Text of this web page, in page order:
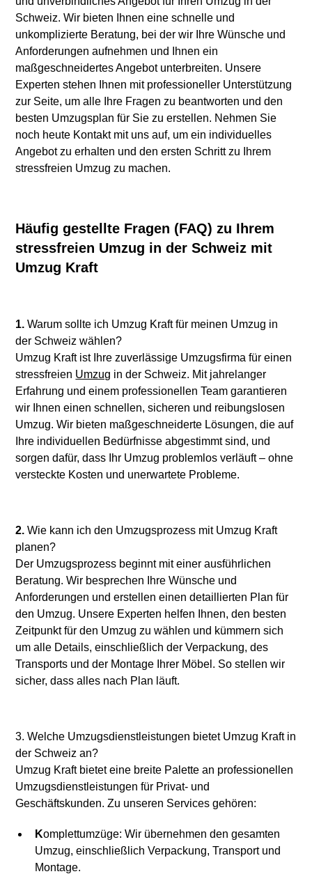
Schweiz. Wir bieten Ihnen eine schnelle und
unkomplizierte Beratung, bei der wir Ihre Wünsche und
Anforderungen aufnehmen und Ihnen ein
maßgeschneidertes Angebot unterbreiten. Unsere
Experten stehen Ihnen mit professioneller Unterstützung
zur Seite, um alle Ihre Fragen zu beantworten und den
besten Umzugsplan für Sie zu erstellen. Nehmen Sie
noch heute Kontakt mit uns auf, um ein individuelles
Angebot zu erhalten und den ersten Schritt zu Ihrem
stressfreien Umzug zu machen.
Häufig gestellte Fragen (FAQ) zu Ihrem
stressfreien Umzug in der Schweiz mit
Umzug Kraft
1.Warum sollte ich Umzug Kraft für meinen Umzug in
der Schweiz wählen?
Umzug Kraft ist Ihre zuverlässige Umzugsfirma für einen
stressfreien Umzug in der Schweiz. Mit jahrelanger
Erfahrung und einem professionellen Team garantieren
wir Ihnen einen schnellen, sicheren und reibungslosen
Umzug. Wir bieten maßgeschneiderte Lösungen, die auf
Ihre individuellen Bedürfnisse abgestimmt sind, und
sorgen dafür, dass Ihr Umzug problemlos verläuft – ohne
versteckte Kosten und unerwartete Probleme.
2.Wie kann ich den Umzugsprozess mit Umzug Kraft
planen?
Der Umzugsprozess beginnt mit einer ausführlichen
Beratung. Wir besprechen Ihre Wünsche und
Anforderungen und erstellen einen detaillierten Plan für
den Umzug. Unsere Experten helfen Ihnen, den besten
Zeitpunkt für den Umzug zu wählen und kümmern sich
um alle Details, einschließlich der Verpackung, des
Transports und der Montage Ihrer Möbel. So stellen wir
sicher, dass alles nach Plan läuft.
3. Welche Umzugsdienstleistungen bietet Umzug Kraft in
der Schweiz an?
Umzug Kraft bietet eine breite Palette an professionellen
Umzugsdienstleistungen für Privat- und
Geschäftskunden. Zu unseren Services gehören:
Komplettumzüge: Wir übernehmen den gesamten
Umzug, einschließlich Verpackung, Transport und
Montage.